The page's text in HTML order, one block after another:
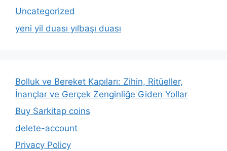
Uncategorized
yeni yil duası yılbaşı duası
Bolluk ve Bereket Kapıları: Zihin, Ritüeller,
İnançlar ve Gerçek Zenginliğe Giden Yollar
Buy Sarkitap coins
delete-account
Privacy Policy